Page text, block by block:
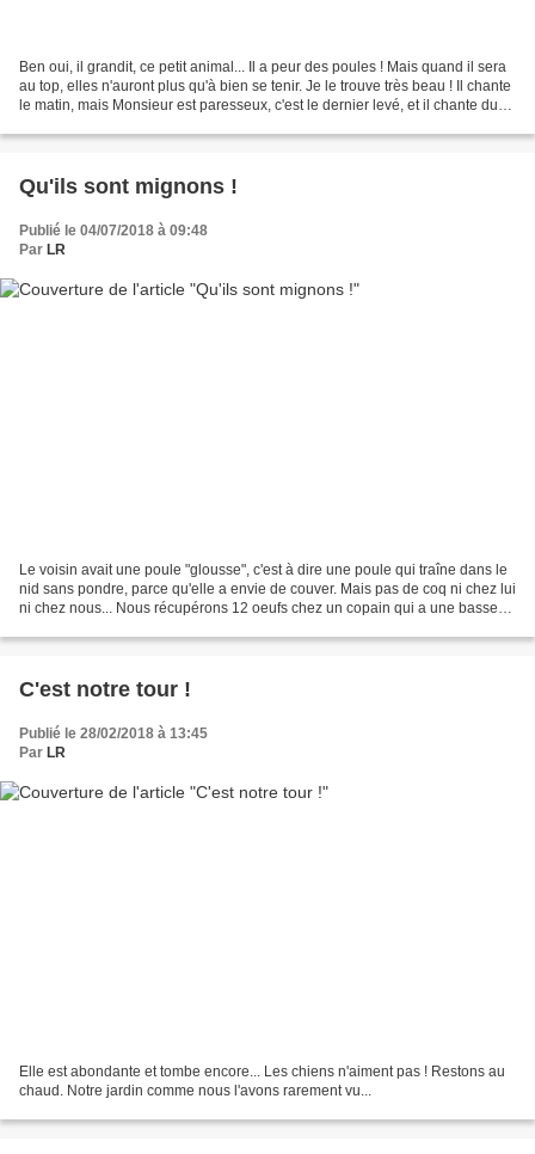
Ben oui, il grandit, ce petit animal... Il a peur des poules ! Mais quand il sera
au top, elles n'auront plus qu'à bien se tenir. Je le trouve très beau ! Il chante
le matin, mais Monsieur est paresseux, c'est le dernier levé, et il chante du
Qu'ils sont mignons !
Publié le 04/07/2018 à 09:48
Par LR
Le voisin avait une poule "glousse", c'est à dire une poule qui traîne dans le
nid sans pondre, parce qu'elle a envie de couver. Mais pas de coq ni chez lui
ni chez nous... Nous récupérons 12 oeufs chez un copain qui a une basse-
C'est notre tour !
Publié le 28/02/2018 à 13:45
Par LR
Elle est abondante et tombe encore... Les chiens n'aiment pas ! Restons au
chaud. Notre jardin comme nous l'avons rarement vu...